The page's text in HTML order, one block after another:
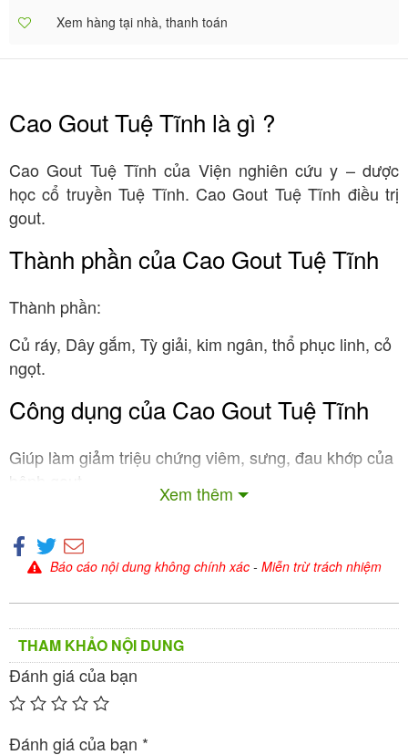
Xem hàng tại nhà, thanh toán
Cao Gout Tuệ Tĩnh là gì ?
Cao Gout Tuệ Tĩnh của Viện nghiên cứu y – dược
học cổ truyền Tuệ Tĩnh. Cao Gout Tuệ Tĩnh điều trị
gout.
Thành phần của Cao Gout Tuệ Tĩnh
Thành phần:
Củ ráy, Dây gắm, Tỳ giải, kim ngân, thổ phục linh, cỏ
ngọt.
Công dụng của Cao Gout Tuệ Tĩnh
Xem thêm
Giúp làm giảm triệu chứng viêm, sưng, đau khớp của
bệnh gout.
nguy cơ bị gout cao.
Phòng ngừa gout tái phát.
Cách dùng – liều dùng của Cao Gout
Tuệ Tĩnh
Ngày dùng 15-20g cao, ngày 2 lần, lần pha với 1 cốc
Báo cáo nội dung không chính xác- Miễn trừ trách nhiệm
THAM KHẢO NỘI DUNG
Đánh giá của bạn
Đánh giá của bạn *